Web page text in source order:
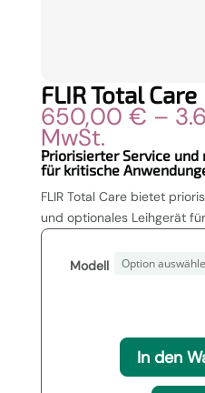
FLIR Total Care
650,00 € –
MwSt.
Priorisierter Service
für kritische
FLIR Total Care bietet
und optionales Leihgerät
Modell
In den